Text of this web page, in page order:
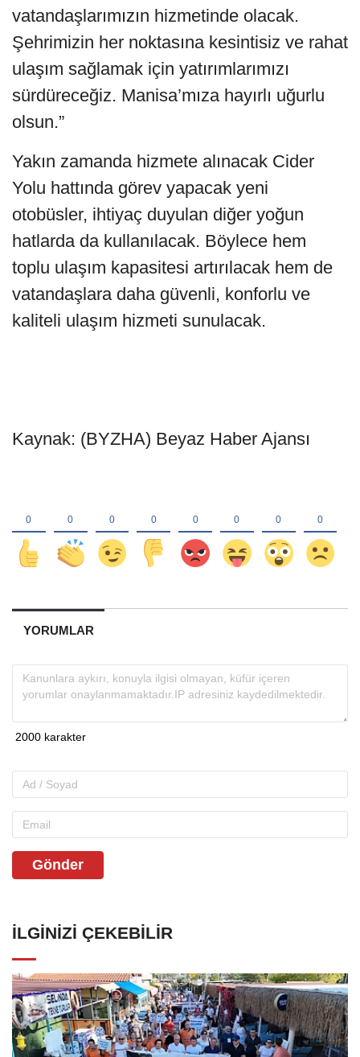
vatandaşlarımızın hizmetinde olacak.
Şehrimizin her noktasına kesintisiz ve rahat
ulaşım sağlamak için yatırımlarımızı
sürdüreceğiz. Manisa’mıza hayırlı uğurlu
olsun.”
Yakın zamanda hizmete alınacak Cider
Yolu hattında görev yapacak yeni
otobüsler, ihtiyaç duyulan diğer yoğun
hatlarda da kullanılacak. Böylece hem
toplu ulaşım kapasitesi artırılacak hem de
vatandaşlara daha güvenli, konforlu ve
kaliteli ulaşım hizmeti sunulacak.
Kaynak: (BYZHA) Beyaz Haber Ajansı
YORUMLAR
Gönder
İLGINIZI ÇEKEBILIR